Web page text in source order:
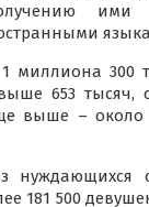
ими
300
653 тысяч,
выше –
181 500